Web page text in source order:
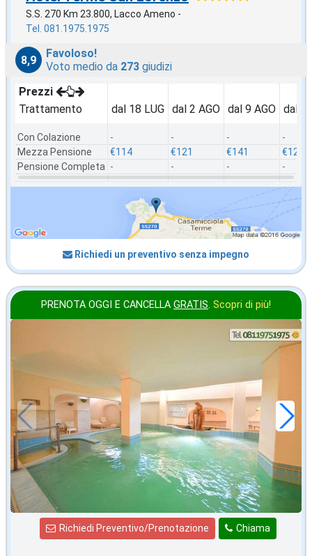
S.S. 270 Km 23.800, Lacco Ameno -
Tel. 081.1975.1975
8,9
Favoloso!
Voto medio da 273 giudizi
Prezzi
Trattamento
Con Colazione
Mezza Pensione
Pensione Completa
dal 18 LUG
-
€114
-
dal 2 AGO
-
€121
-
dal 9 AGO
-
€141
-
dal
-
€128
-
Richiedi un preventivo senza impegno
PRENOTA OGGI E CANCELLA GRATIS. Scopri di più!
agosto
in offerta da
€102,14
a notte
Chiama
Richiedi Preventivo/Prenotazione